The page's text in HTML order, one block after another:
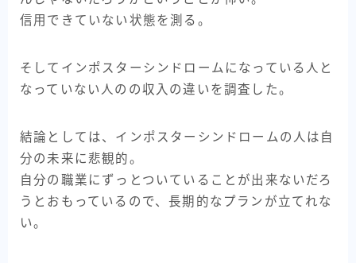
信用できていない状態を測る。
そしてインポスターシンドロームになっている人と
なっていない人のの収入の違いを調査した。
結論としては、インポスターシンドロームの人は自
分の未来に悲観的。
自分の職業にずっとついていることが出来ないだろ
うとおもっているので、長期的なプランが立てれな
い。